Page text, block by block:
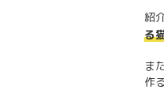
紹
る
ま
作